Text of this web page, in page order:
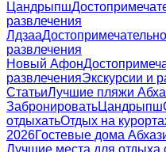
Цандрыпш
развлечения
Лдзаа
развлечения
Новый Афон
развлеченияЭкскурсии и
СтатьиЛучшие пляжи
ЗабронироватьЦандрыпш
отдыхатьОтдых на
2026Гостевые дома
Лучшие места для отдыха